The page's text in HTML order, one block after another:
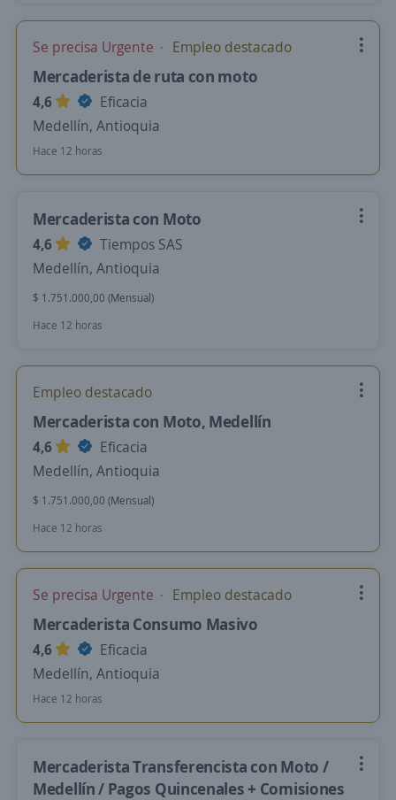
Se precisa Urgente Empleo destacado
Mercaderista de ruta con moto
4,6
Eficacia
Medellín, Antioquia
Hace 12 horas
Mercaderista con Moto
4,6
Tiempos SAS
Medellín, Antioquia
$ 1.751.000,00 (Mensual)
Hace 12 horas
Empleo destacado
Mercaderista con Moto, Medellín
4,6
Eficacia
Medellín, Antioquia
$ 1.751.000,00 (Mensual)
Hace 12 horas
Se precisa Urgente Empleo destacado
Mercaderista Consumo Masivo
4,6
Eficacia
Medellín, Antioquia
Hace 12 horas
Mercaderista Transferencista con Moto /
Medellín / Pagos Quincenales + Comisiones